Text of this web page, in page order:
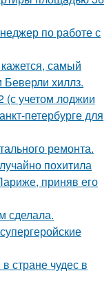
по работе с
самый
Беверли хиллз.
(с учетом лоджии
петербурге для
ремонта.
похитила
приняв его
сделала.
стране чудес в